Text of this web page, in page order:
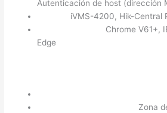
Autenticación de host (dirección
iVMS-4200, Hik-Central
Chrome V61+,
Edge
Zona